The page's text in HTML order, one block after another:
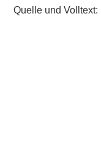
Quelle und Volltext: